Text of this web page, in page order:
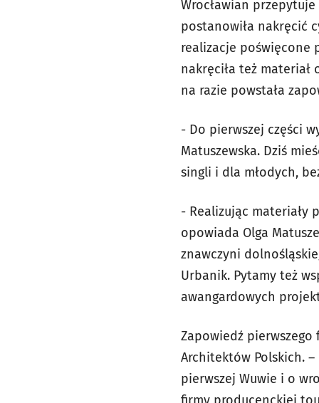
Wrocławian
postanowiła nakręcić
realizacje poświęcone
nakręciła też materiał
na razie powstała
- Do pierwszej części
Matuszewska. Dziś
singli i dla młodych,
- Realizując materiały
opowiada Olga
znawczyni
Urbanik. Pytamy też
awangardowych
Zapowiedź pierwszego
Architektów Polskich.
pierwszej Wuwie i o